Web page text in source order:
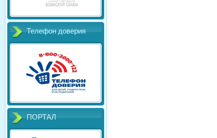
Телефон доверия
ПОРТАЛ